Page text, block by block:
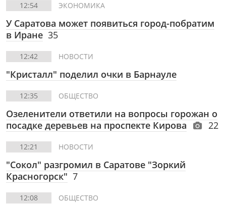
12:54 ЭКОНОМИКА
У Саратова может появиться город-побратим
в Иране 35
12:42 НОВОСТИ
"Кристалл" поделил очки в Барнауле
12:35 ОБЩЕСТВО
Озеленители ответили на вопросы горожан о
посадке деревьев на проспекте Кирова
22
12:21 НОВОСТИ
"Сокол" разгромил в Саратове "Зоркий
Красногорск" 7
12:08 ОБЩЕСТВО